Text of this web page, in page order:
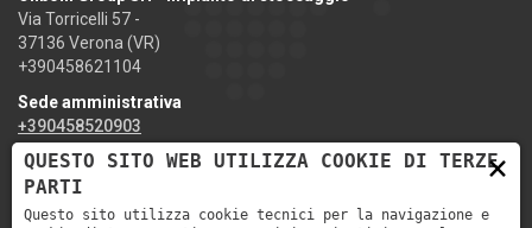
Via Torricelli 57 -
37136 Verona (VR)
+390458621104
Sede amministrativa
+390458520903
info@ediliziaoliboni.it
×
QUESTO SITO WEB UTILIZZA COOKIE DI TERZE
PARTI
Questo sito utilizza cookie tecnici per la navigazione e